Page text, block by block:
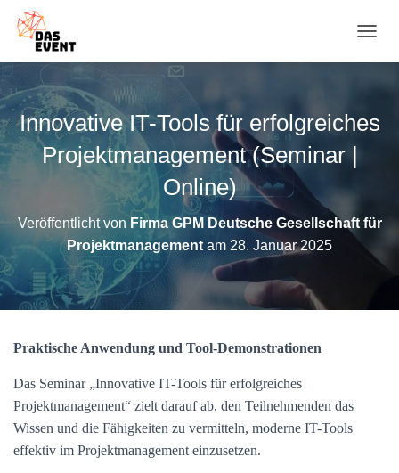
A
A
M
S
Innovative IT-Tools für erfolgreiches
Projektmanagement (Seminar |
Online)
Veröffentlicht von Firma GPM Deutsche Gesellschaft für
Projektmanagement am 28. Januar 2025
Praktische Anwendung und Tool-Demonstrationen
Das Seminar „Innovative IT-Tools für erfolgreiches
Projektmanagement“ zielt darauf ab, den Teilnehmenden das
Wissen und die Fähigkeiten zu vermitteln, moderne IT-Tools
effektiv im Projektmanagement einzusetzen.